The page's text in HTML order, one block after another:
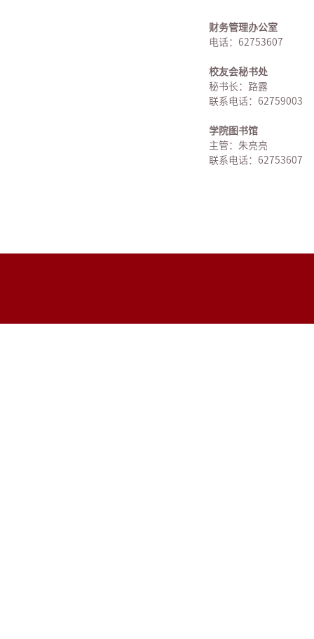
财务管理办公室
电话：62753607
校友会秘书处
秘书长：路露
联系电话：62759003
学院图书馆
主管：朱亮亮
联系电话：62753607